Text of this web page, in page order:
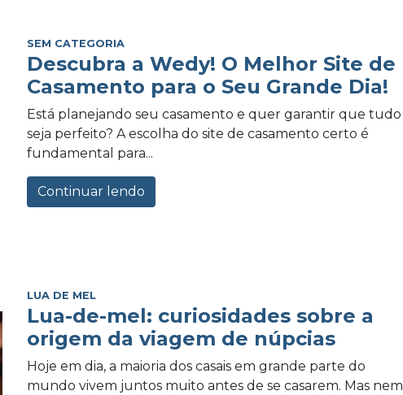
SEM CATEGORIA
Descubra a Wedy! O Melhor Site de
Casamento para o Seu Grande Dia!
Está planejando seu casamento e quer garantir que tudo
seja perfeito? A escolha do site de casamento certo é
fundamental para...
Continuar lendo
LUA DE MEL
Lua-de-mel: curiosidades sobre a
origem da viagem de núpcias
Hoje em dia, a maioria dos casais em grande parte do
mundo vivem juntos muito antes de se casarem. Mas nem